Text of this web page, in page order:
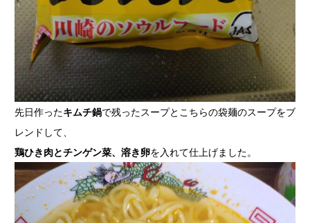
先日作ったキムチ鍋で残ったスープとこちらの袋麺のスープをブ
レンドして、
鶏ひき肉とチンゲン菜、溶き卵を入れて仕上げました。